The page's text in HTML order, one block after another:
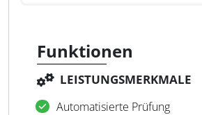
Funktionen
LEISTUNGSMERKMALE
Automatisierte Prüfung